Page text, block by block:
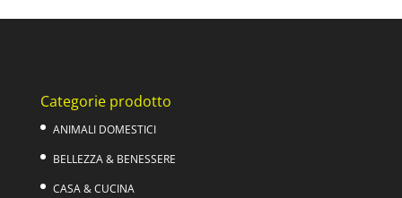
era:
è:
Categorie prodotto
ANIMALI DOMESTICI
BELLEZZA & BENESSERE
CASA & CUCINA